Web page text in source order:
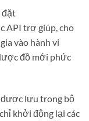
đặt
API trợ giúp, cho
vào hành vi
đồ mới phức
được lưu trong bộ
khởi động lại các